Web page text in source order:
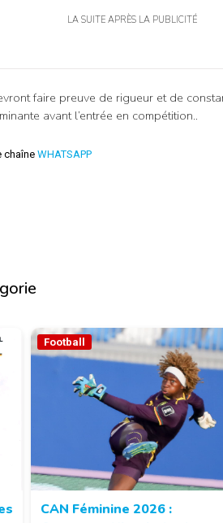
LA SUITE APRÈS LA PUBLICITÉ
faire preuve de rigueur et de
avant l’entrée en compétition..
chaîne WHATSAPP
Football
CAN Féminine 2026 :